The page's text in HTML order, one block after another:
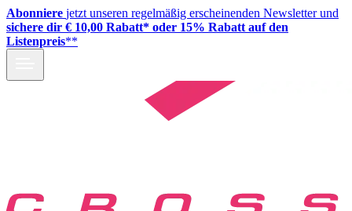
Abonniere jetzt unseren regelmäßig erscheinenden Newsletter und
sichere dir € 10,00 Rabatt* oder 15% Rabatt auf den
Listenpreis**